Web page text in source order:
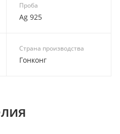
Проба
Ag 925
Страна производства
Гонконг